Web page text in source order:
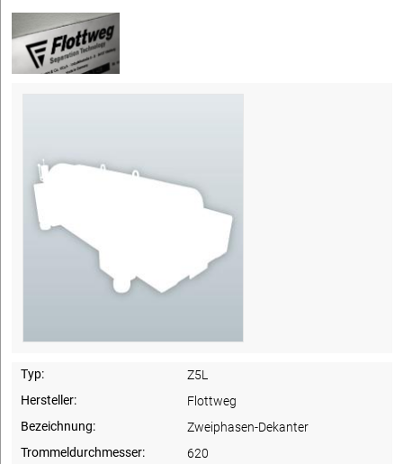
Typ:
Z5L
Hersteller:
Flottweg
Bezeichnung:
Zweiphasen-Dekanter
Trommeldurchmesser:
620